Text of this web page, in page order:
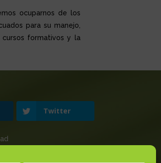
ocuparnos de los
para su manejo,
cursos formativos y la
Twitter